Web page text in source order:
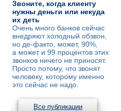
Звоните, когда клиенту
нужны деньги или некуда
их деть
Очень много банков сейчас
внедряют холодный обзвон,
но де-факто, может, 90%,
а может и 99 процентов этих
звонков ничего не приносят.
Просто потому, что звонят
человеку, которому именно
это сейчас не надо.
Все публикации